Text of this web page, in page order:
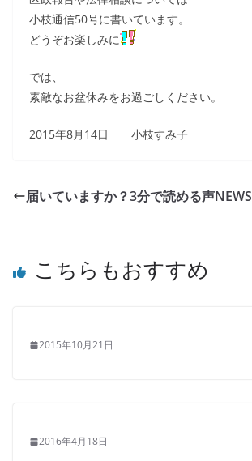
小枝通信50号に書いています。
どうぞお楽しみに
では、
素敵なお盆休みをお過ごしください。
2015年8月14日 小枝すみ子
届いていますか？3分で読める声NEWS
こちらもおすすめ
2015年10月21日
2016年4月18日